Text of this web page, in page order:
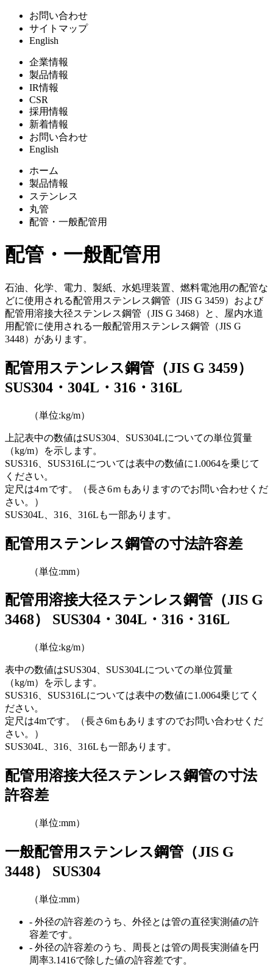
お問い合わせ
サイトマップ
English
企業情報
製品情報
IR情報
CSR
採用情報
新着情報
お問い合わせ
English
ホーム
製品情報
ステンレス
丸管
配管・一般配管用
配管・一般配管用
石油、化学、電力、製紙、水処理装置、燃料電池用の配管な
どに使用される配管用ステンレス鋼管（JIS G 3459）および
配管用溶接大径ステンレス鋼管（JIS G 3468）と、屋内水道
用配管に使用される一般配管用ステンレス鋼管（JIS G
3448）があります。
配管用ステンレス鋼管（JIS G 3459）
SUS304・304L・316・316L
（単位:kg/m）
上記表中の数値はSUS304、SUS304Lについての単位質量
（kg/m）を示します。
SUS316、SUS316Lについては表中の数値に1.0064を乗じて
ください。
定尺は4ｍです。（長さ6ｍもありますのでお問い合わせくだ
さい。）
SUS304L、316、316Lも一部あります。
配管用ステンレス鋼管の寸法許容差
（単位:mm）
配管用溶接大径ステンレス鋼管（JIS G
3468） SUS304・304L・316・316L
（単位:kg/m）
表中の数値はSUS304、SUS304Lについての単位質量
（kg/m）を示します。
SUS316、SUS316Lについては表中の数値に1.0064乗じてく
ださい。
定尺は4mです。（長さ6mもありますのでお問い合わせくだ
さい。）
SUS304L、316、316Lも一部あります。
配管用溶接大径ステンレス鋼管の寸法
許容差
（単位:mm）
一般配管用ステンレス鋼管（JIS G
3448） SUS304
（単位:mm）
- 外径の許容差のうち、外径とは管の直径実測値の許
容差です。
- 外径の許容差のうち、周長とは管の周長実測値を円
周率3.1416で除した値の許容差です。